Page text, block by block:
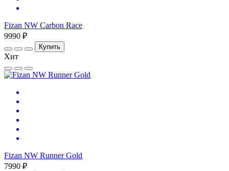
Fizan NW Carbon Race
9990 ₽
Купить
Хит
Fizan NW Runner Gold
7990 ₽